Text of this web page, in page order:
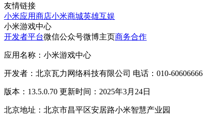
友情链接
小米应用商店小米商城英雄互娱
小米游戏中心
开发者平台微信公众号微博主页商务合作
应用名称：小米游戏中心
开发者：北京瓦力网络科技有限公司 电话：010-60606666
版本：13.5.0.70 更新时间：2025年3月24日
北京地址：北京市昌平区安居路小米智慧产业园